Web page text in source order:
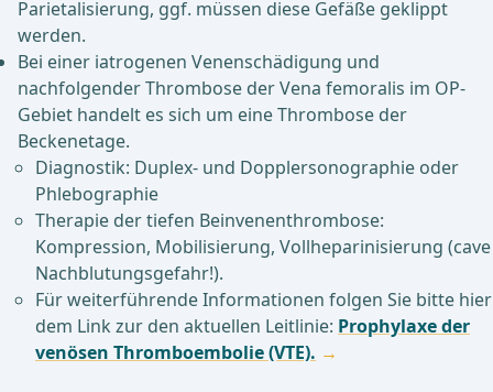
Parietalisierung, ggf. müssen diese Gefäße geklippt
werden.
Bei einer iatrogenen Venenschädigung und
nachfolgender Thrombose der Vena femoralis im OP-
Gebiet handelt es sich um eine Thrombose der
Beckenetage.
Diagnostik: Duplex- und Dopplersonographie oder
Phlebographie
Therapie der tiefen Beinvenenthrombose:
Kompression, Mobilisierung, Vollheparinisierung (cave
Nachblutungsgefahr!).
Für weiterführende Informationen folgen Sie bitte hier
dem Link zur den aktuellen Leitlinie: Prophylaxe der
venösen Thromboembolie (VTE).